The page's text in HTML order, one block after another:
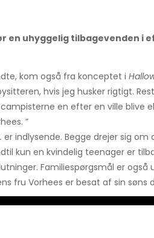
en uhyggelig tilbagevenden i
kom også fra konceptet i
hvis jeg husker rigtigt.
en efter en ville blive
”
er indlysende. Begge drejer sig om
kun en kvindelig teenager er
Familiespørgsmål er også
fru Vorhees er besat af sin søns